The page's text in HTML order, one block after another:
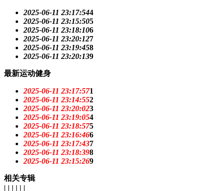
2025-06-11 23:17:544
2025-06-11 23:15:505
2025-06-11 23:18:106
2025-06-11 23:20:127
2025-06-11 23:19:458
2025-06-11 23:20:139
最新运动健身
2025-06-11 23:17:571
2025-06-11 23:14:552
2025-06-11 23:20:023
2025-06-11 23:19:054
2025-06-11 23:18:575
2025-06-11 23:16:466
2025-06-11 23:17:437
2025-06-11 23:18:398
2025-06-11 23:15:269
相关专辑